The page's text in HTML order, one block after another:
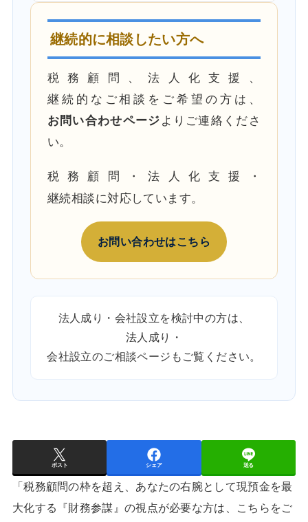
継続的に相談したい方へ
税務顧問、法人化支援、
継続的なご相談をご希望の方は、
お問い合わせページ よりご連絡くださ
い。
税務顧問・法人化支援・
継続相談に対応しています。
お問い合わせはこちら
法人成り・会社設立を検討中の方は、
法人成り・
会社設立のご相談ページ もご覧ください。
ポスト シェア 送る
「税務顧問の枠を超え、あなたの右腕として現預金を最
大化する『財務参謀』の視点が必要な方は、こちらをご